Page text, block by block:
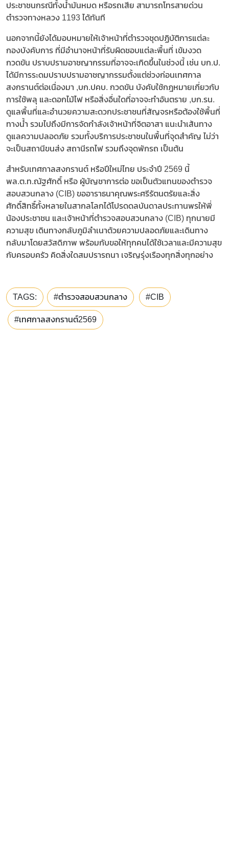
ประชาชนกรณีทั้งน้ำมันหมด หรือรถเสีย สามารถโทรสายด่วน
ตำรวจทางหลวง 1193 ได้ทันที
นอกจากนี้ยังได้มอบหมายให้เจ้าหน้าที่ตำรวจชุดปฏิบัติการแต่ละ
กองบังคับการ ที่มีอำนาจหน้าที่รับผิดชอบแต่ละพื้นที่ เข้มงวด
กวดขัน ปราบปรามอาชญากรรมที่อาจจะเกิดขึ้นในช่วงนี้ เช่น บก.ป.
ได้มีการระดมปราบปรามอาชญากรรมตั้งแต่ช่วงก่อนเทศกาล
สงกรานต์ต่อเนื่องมา ,บก.ปคบ. กวดขัน บังคับใช้กฎหมายเกี่ยวกับ
การใช้พลุ และดอกไม้ไฟ หรือสิ่งอื่นใดที่อาจจะทำอันตราย ,บก.รน.
ดูแลพื้นที่และอำนวยความสะดวกประชาชนที่สัญจรหรือต้องใช้พื้นที่
ทางน้ำ รวมไปถึงมีการจัดกำลังเจ้าหน้าที่จิตอาสา แนะนำเส้นทาง
ดูแลความปลอดภัย รวมทั้งบริการประชาชนในพื้นที่จุดสำคัญ ไม่ว่า
จะเป็นสถานีขนส่ง สถานีรถไฟ รวมถึงจุดพักรถ เป็นต้น
สำหรับเทศกาลสงกรานต์ หรือปีใหม่ไทย ประจำปี 2569 นี้
พล.ต.ท.ณัฐศักดิ์ หรือ ผู้บัญชาการต่อ ขอเป็นตัวแทนของตำรวจ
สอบสวนกลาง (CIB) ขออาราธนาคุณพระศรีรัตนตรัยและสิ่ง
ศักดิ์สิทธิ์ทั้งหลายในสากลโลกได้โปรดดลบันดาลประทานพรให้พี่
น้องประชาชน และเจ้าหน้าที่ตำรวจสอบสวนกลาง (CIB) ทุกนายมี
ความสุข เดินทางกลับภูมิลำเนาด้วยความปลอดภัยและเดินทาง
กลับมาโดยสวัสดิภาพ พร้อมกับขอให้ทุกคนได้ใช้เวลาและมีความสุข
กับครอบครัว คิดสิ่งใดสมปรารถนา เจริญรุ่งเรืองทุกสิ่งทุกอย่าง
TAGS: #ตำรวจสอบสวนกลาง #CIB
#เทศกาลสงกรานต์2569